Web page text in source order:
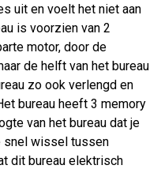
uit en voelt het niet aan
is voorzien van 2
motor, door de
de helft van het bureau
zo ook verlengd en
bureau heeft 3 memory
van het bureau dat je
snel wissel tussen
dit bureau elektrisch